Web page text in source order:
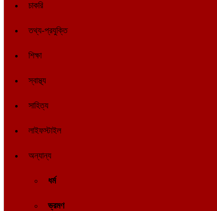
চাকরি
তথ্য-প্রযুক্তি
শিক্ষা
স্বাস্থ্য
সাহিত্য
লাইফস্টাইল
অন্যান্য
ধর্ম
ভ্রমণ